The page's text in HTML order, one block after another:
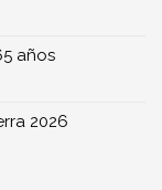
años
2026